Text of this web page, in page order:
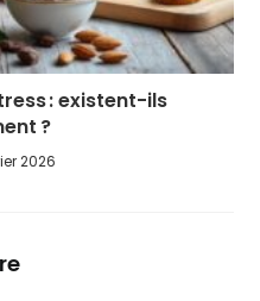
: existent-ils
?
2026